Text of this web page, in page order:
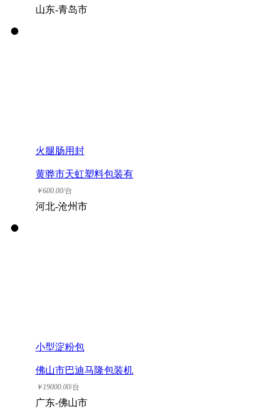
山东-青岛市
火腿肠用封
黄骅市天虹塑料包装有
限公司
￥600.00/台
河北-沧州市
小型淀粉包
佛山市巴迪马隆包装机
械有限公司
￥19000.00/台
广东-佛山市